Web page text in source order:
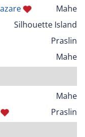
Mahe
Silhouette Island
Praslin
Mahe
Mahe
Praslin